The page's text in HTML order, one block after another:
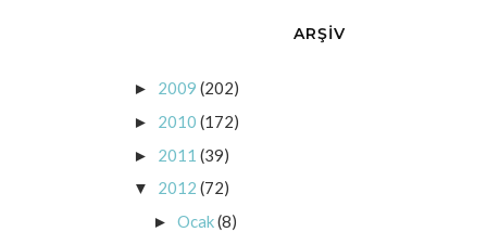
ARŞİV
► 2009 (202)
► 2010 (172)
► 2011 (39)
▼ 2012 (72)
► Ocak(8)